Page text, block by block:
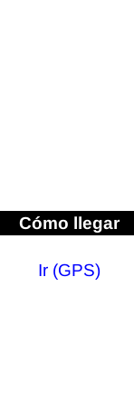
Cómo llegar
Ir (GPS)